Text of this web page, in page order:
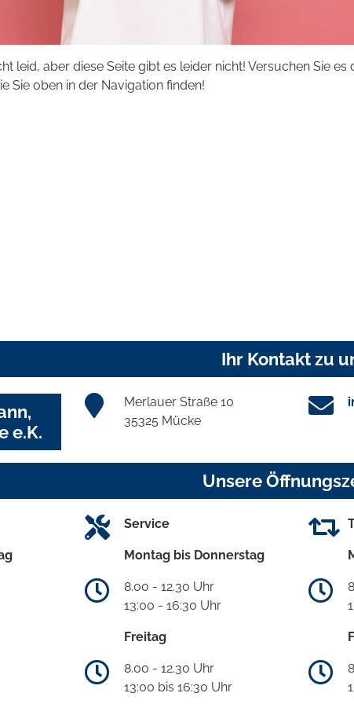
leid, aber diese Seite gibt es leider nicht! Versuchen Sie es
Sie oben in der Navigation finden!
Ihr Kontakt zu
e.K.
Merlauer Straße 10
35325 Mücke
Unsere
Service
Montag bis Donnerstag
8.00 - 12.30 Uhr
13:00 - 16:30 Uhr
Freitag
8.00 - 12.30 Uhr
13:00 bis 16:30 Uhr